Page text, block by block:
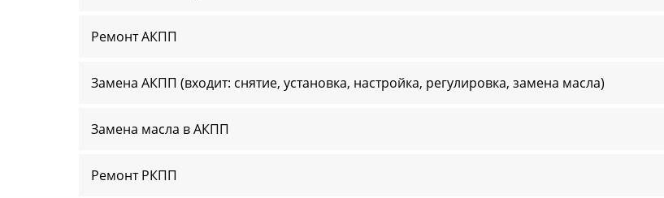
Ремонт АКПП
Замена АКПП (входит: снятие, установка, настройка, регулировка, замена масла)
Замена масла в АКПП
Ремонт РКПП